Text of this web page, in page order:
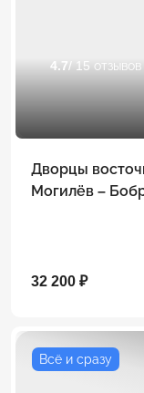
4.7/ 15 отзывов
Дворцы
Могилёв –
32 200 ₽
Всё и сразу